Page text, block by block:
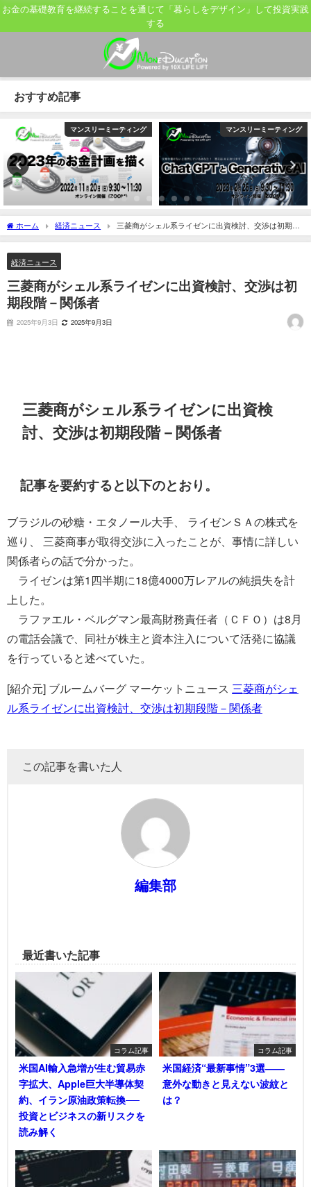
お金の基礎教育を継続することを通じて「暮らしをデザイン」して投資実践
する
おすすめ記事
マンスリーミーティング マンスリーミーティング
ホーム 経済ニュース
三菱商がシェル系ライゼンに出資検討、交渉は初期段
階－関係者
経済ニュース
三菱商がシェル系ライゼンに出資検討、交渉は初
期段階－関係者
2025年9月3日 2025年9月3日
三菱商がシェル系ライゼンに出資検
討、交渉は初期段階－関係者
記事を要約すると以下のとおり。
ブラジルの砂糖・エタノール大手、 ライゼンＳＡの株式を
巡り、 三菱商事が取得交渉に入ったことが、事情に詳しい
関係者らの話で分かった。
ライゼンは第1四半期に18億4000万レアルの純損失を計
上した。
ラファエル・ベルグマン最高財務責任者（ＣＦＯ）は8月
の電話会議で、同社が株主と資本注入について活発に協議
を行っていると述べていた。
[紹介元] ブルームバーグ マーケットニュース 三菱商がシェ
ル系ライゼンに出資検討、交渉は初期段階－関係者
この記事を書いた人
編集部
最近書いた記事
コラム記事
米国AI輸入急増が生む貿易赤
字拡大、Apple巨大半導体契
約、イラン原油政策転換──
投資とビジネスの新リスクを
読み解く
コラム記事
米国経済“最新事情”3選――
意外な動きと見えない波紋と
は？